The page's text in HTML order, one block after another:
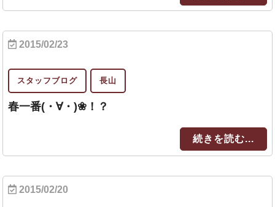
2015/02/23
スタッフブログ 長山
春一番(・∀・)❀！？
続きを読む...
2015/02/20